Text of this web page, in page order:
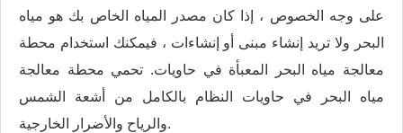
على وجه الخصوص ، إذا كان مصدر المياه الخاص بك هو مياه
البحر ولا تريد إنشاء مبنى أو إنشاءات ، فيمكنك استخدام محطة
معالجة مياه البحر المعبأة في حاويات. تحمي محطة معالجة
مياه البحر في حاويات النظام بالكامل من أشعة الشمس
والرياح والأضرار الخارجية.